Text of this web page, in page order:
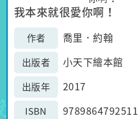
我本來就很愛你啊！
作者 喬里．約翰
出版者 小天下繪本館
出版年 2017
ISBN 9789864792511